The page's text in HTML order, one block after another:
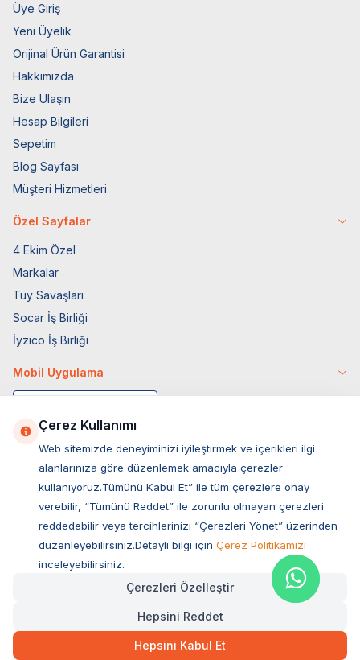
100,00TL Hızlı Teslimat
Üye Giriş
Yeni Üyelik
Orijinal Ürün Garantisi
Hakkımızda
Bize Ulaşın
Hesap Bilgileri
Sepetim
Blog Sayfası
Müşteri Hizmetleri
Özel Sayfalar
4 Ekim Özel
Markalar
Tüy Savaşları
Socar İş Birliği
İyzico İş Birliği
Mobil Uygulama
Müşteri Hizmetleri
Sıkça Sorulan Sorular
Ovacık Mah. Hacıoğlu Sok. No:13 Başiskele / KOCAELİ
Müşteri Destek Hattı
Çerez Kullanımı
Web sitemizde deneyiminizi iyileştirmek ve içerikleri ilgi
alanlarınıza göre düzenlemek amacıyla çerezler
kullanıyoruz.Tümünü Kabul Et” ile tüm çerezlere onay
verebilir, “Tümünü Reddet” ile zorunlu olmayan çerezleri
reddedebilir veya tercihlerinizi “Çerezleri Yönet” üzerinden
düzenleyebilirsiniz.Detaylı bilgi için Çerez Politikamızı
inceleyebilirsiniz.
Çerezleri Özelleştir
Hepsini Reddet
Hepsini Kabul Et